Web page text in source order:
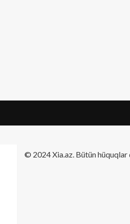
​© 2024 Xia.az. Bütün hüquqlar